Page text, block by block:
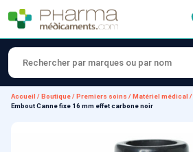
Accueil / Boutique/ Premiers soins / Matériel médical /
Embout Canne fixe 16 mm effet carbone noir